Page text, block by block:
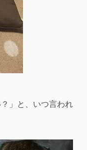
」と、いつ言われ